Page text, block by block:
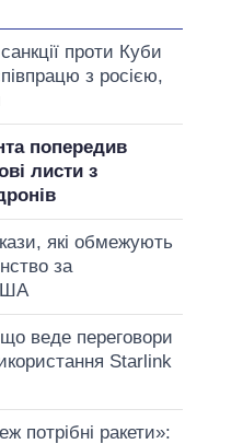
проти Куби
з росією,
попередив
листи з
які обмежують
за
веде переговори
Starlink
потрібні ракети»: